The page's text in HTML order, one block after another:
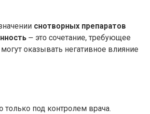
снотворных препаратов
౼ это сочетание, требующее
оказывать негативное влияние
только под контролем врача.